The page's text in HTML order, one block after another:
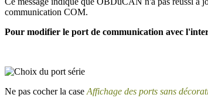
communication COM.
Pour modifier le port de communication avec
Ne pas cocher la case Affichage des ports sans